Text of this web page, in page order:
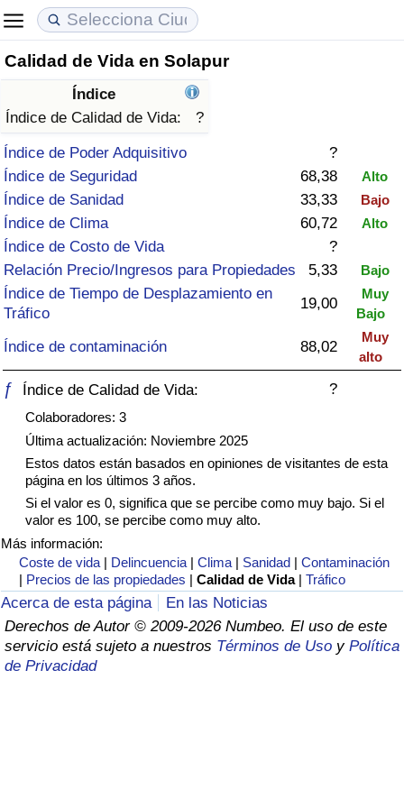
Calidad de Vida en Solapur
Índice
Índice de Calidad de Vida:
?
Índice de Poder Adquisitivo
?
Índice de Seguridad
68,38 Alto
Índice de Sanidad 33,33 Bajo
Índice de Clima 60,72 Alto
Índice de Costo de Vida
?
Relación Precio/Ingresos para Propiedades
5,33 Bajo
Índice de Tiempo de Desplazamiento en
Tráfico
19,00
Muy
Bajo
Índice de contaminación 88,02
Muy
alto
ƒ Índice de Calidad de Vida: ?
Colaboradores: 3
Última actualización: Noviembre 2025
Estos datos están basados en opiniones de visitantes de esta
página en los últimos 3 años.
Si el valor es 0, significa que se percibe como muy bajo. Si el
valor es 100, se percibe como muy alto.
Más información:
Coste de vida | Delincuencia |Clima | Sanidad |Contaminación
| Precios de las propiedades |Calidad de Vida |Tráfico
Acerca de esta página
En las Noticias
Derechos de Autor © 2009-2026 Numbeo. El uso de este
servicio está sujeto a nuestros Términos de Uso y Política
de Privacidad
Coste de vida
Índice de Costo de Vida (Actual)
Índice de Costo de Vida
Índice de costo de vida por país
en aqaba
Precios de las propiedades
Índice de Precios de Inmuebles (Actual)
Índice de Precios de Inmuebles
Índice de Precios de Inmuebles por País
Calidad de Vida
Índice de Calidad de Vida
Índice de Calidad de Vida (Actual)
Índice de calidad de vida por país
Delincuencia
Calificación del Índice de Criminalidad
(Actual)
Índice de Criminalidad
Índice de criminalidad por país
Sanidad
Índice de Sanidad (Actual)
Índice de Sanidad
Índice de Sanidad por País
Contaminación